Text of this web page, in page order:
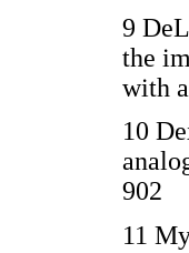
9
the
with
10
11